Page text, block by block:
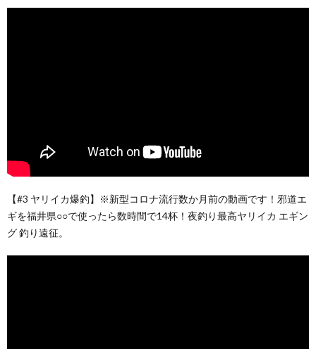
【#3 ヤリイカ爆釣】※新型コロナ流行数か月前の動画です！邪道エ
ギを福井県○○で使ったら数時間で14杯！夜釣り最高ヤリイカ エギン
グ 釣り遠征。